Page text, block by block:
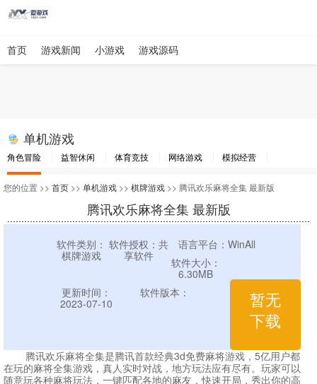
首页 游戏新闻 小游戏 游戏源码
单机游戏
角色冒险 益智休闲 体育竞技 网络游戏
模拟经营
棋牌游戏
您的位置 >> 首页 >> 单机游戏 >> 棋牌游戏 >> 腾讯欢乐麻将全集 最新版
腾讯欢乐麻将全集 最新版
软件类别：
棋牌游戏
软件授权：共
享软件
语言平台：WinAll
软件大小：
6.30MB
更新时间：
2023-07-10
软件版本：
暂无
下载
腾讯欢乐麻将全集是腾讯首款经典3d免费麻将游戏，5亿用户都
在玩的麻将全集游戏，真人实时对战，地方玩法应有尽有。玩家可以
随意玩各种麻将玩法，一键匹配各地的麻友，快速开局，秀出你的高